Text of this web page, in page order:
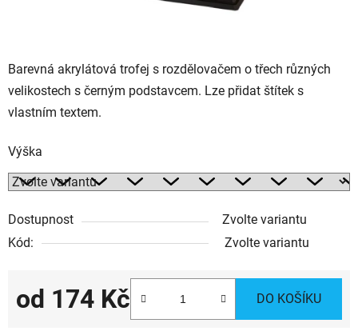
Barevná akrylátová trofej s rozdělovačem o třech různých
velikostech s černým podstavcem. Lze přidat štítek s
vlastním textem.
Výška
Dostupnost
Zvolte variantu
Kód:
Zvolte variantu
od 174 Kč DO KOŠÍKU